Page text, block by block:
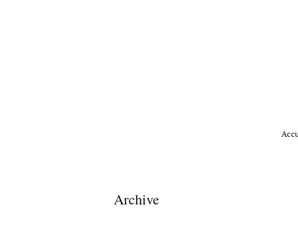
Archive